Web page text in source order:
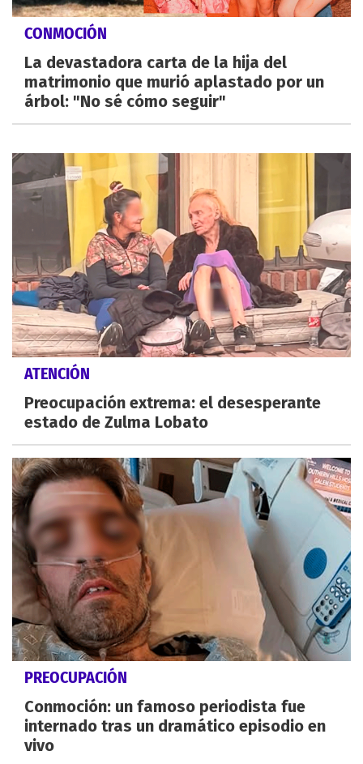
CONMOCIÓN
La devastadora carta de la hija del
matrimonio que murió aplastado por un
árbol: "No sé cómo seguir"
ATENCIÓN
Preocupación extrema: el desesperante
estado de Zulma Lobato
PREOCUPACIÓN
Conmoción: un famoso periodista fue
internado tras un dramático episodio en
vivo